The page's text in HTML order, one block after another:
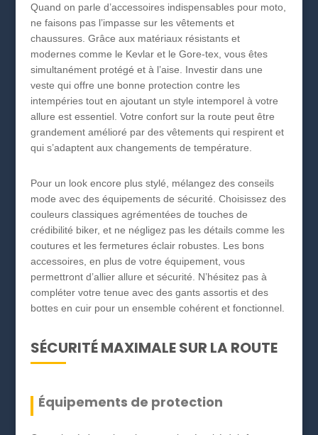
Quand on parle d’accessoires indispensables pour moto,
ne faisons pas l’impasse sur les vêtements et
chaussures. Grâce aux matériaux résistants et
modernes comme le Kevlar et le Gore-tex, vous êtes
simultanément protégé et à l’aise. Investir dans une
veste qui offre une bonne protection contre les
intempéries tout en ajoutant un style intemporel à votre
allure est essentiel. Votre confort sur la route peut être
grandement amélioré par des vêtements qui respirent et
qui s’adaptent aux changements de température.
Pour un look encore plus stylé, mélangez des conseils
mode avec des équipements de sécurité. Choisissez des
couleurs classiques agrémentées de touches de
crédibilité biker, et ne négligez pas les détails comme les
coutures et les fermetures éclair robustes. Les bons
accessoires, en plus de votre équipement, vous
permettront d’allier allure et sécurité. N’hésitez pas à
compléter votre tenue avec des gants assortis et des
bottes en cuir pour un ensemble cohérent et fonctionnel.
SÉCURITÉ MAXIMALE SUR LA ROUTE
Équipements de protection